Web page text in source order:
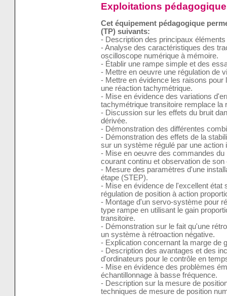
Exploitations
Cet équipement pédagogique
(TP) suivants:
- Description des principaux
- Analyse des caractéristiques des
oscilloscope numérique à mémoire.
- Établir une rampe simple et des
- Mettre en oeuvre une régulation de
- Mettre en évidence les raisons pour
une réaction tachymétrique.
- Mise en évidence des variations
tachymétrique transitoire remplace la
- Discussion sur les effets du bruit
dérivée.
- Démonstration des différentes
- Démonstration des effets de la
sur un système régulé par une action
- Mise en oeuvre des commandes du
courant continu et observation de
- Mesure des paramètres d'une
étape (STEP).
- Mise en évidence de l'excellent état
régulation de position à action
- Montage d'un servo-système pour
type rampe en utilisant le gain
transitoire.
- Démonstration sur le fait qu'une
un système à rétroaction négative.
- Explication concernant la marge de
- Description des avantages et des
d'ordinateurs pour le contrôle en
- Mise en évidence des problèmes
échantillonnage à basse fréquence.
- Description sur la mesure de
techniques de mesure de position